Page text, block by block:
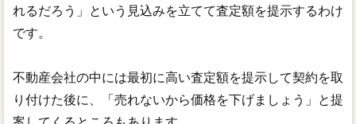
れるだろう」という見込みを立てて査定額を提示するわけ
です。
不動産会社の中には最初に高い査定額を提示して契約を取
り付けた後に、「売れないから価格を下げましょう」と提